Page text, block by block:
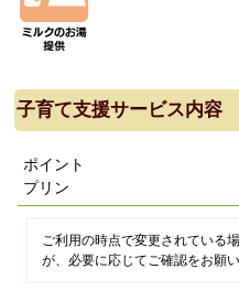
子育て支援サービス内容
ポイント
プリン
ご利用の時点で変更されている
が、必要に応じてご確認をお願い